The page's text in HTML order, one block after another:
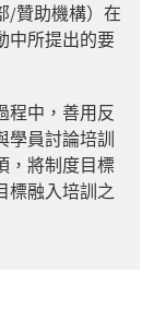
/贊助機構）在
中所提出的要
程中，善用反
學員討論培訓
，將制度目標
標融入培訓之